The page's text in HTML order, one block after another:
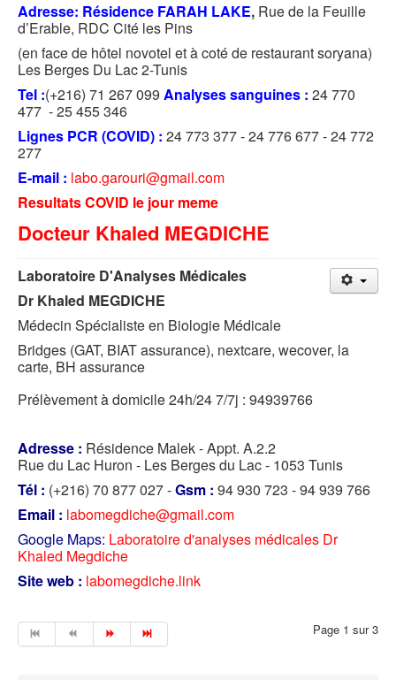
Adresse: Résidence FARAH LAKE, Rue de la Feuille
d’Erable, RDC Cité les Pins
(en face de hôtel novotel et à coté de restaurant soryana)
Les Berges Du Lac 2-Tunis
Tel :(+216) 71 267 099 Analyses sanguines : 24 770
477 - 25 455 346
Lignes PCR (COVID) : 24 773 377 - 24 776 677 - 24 772
277
E-mail : labo.garouri@gmail.com
Resultats COVID le jour meme
Docteur Khaled MEGDICHE
Laboratoire D'Analyses Médicales
Dr Khaled MEGDICHE
Médecin Spécialiste en Biologie Médicale
Bridges (GAT, BIAT assurance), nextcare, wecover, la
carte, BH assurance
Prélèvement à domicile 24h/24 7/7j : 94939766
Adresse : Résidence Malek - Appt. A.2.2
Rue du Lac Huron - Les Berges du Lac - 1053 Tunis
Tél : (+216) 70 877 027 -Gsm : 94 930 723 - 94 939 766
Email : labomegdiche@gmail.com
Google Maps: Laboratoire d'analyses médicales Dr
Khaled Megdiche
Site web : labomegdiche.link
Page 1 sur 3